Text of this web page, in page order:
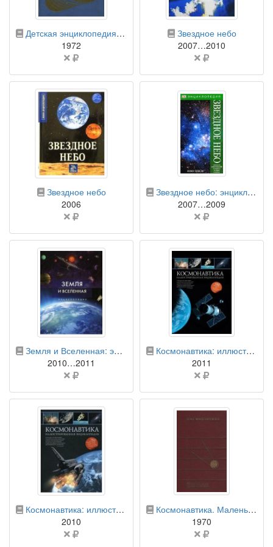
бумажная книга
Детская энциклопедия. В 12 томах. Том 2. Мир небесных тел. Числа и фигуры
1972
Цена
указана
бумажная книга
Звездное небо
2007…2010
Цена
указана
бумажная книга
Звездное небо
2006
Цена
указана
бумажная книга
Звездное небо: энциклопедия
2007…2009
Цена
указана
бумажная книга
Земля и Вселенная: энциклопедия
2010…2011
Цена
указана
бумажная книга
Космонавтика: иллюстрированная энциклопедия
2011
Цена
указана
бумажная книга
Космонавтика: иллюстрированная энциклопедия
2010
Цена
бумажная книга
Космонавтика. Маленькая энциклопедия
1970
Цена